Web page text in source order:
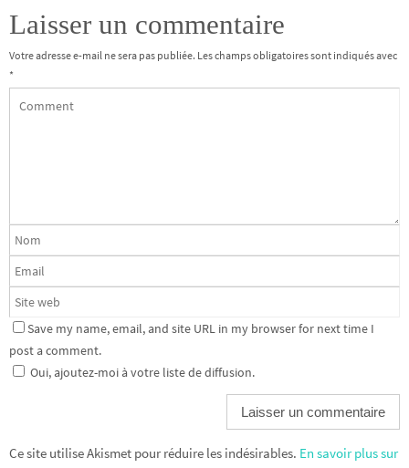
Laisser un commentaire
Votre adresse e-mail ne sera pas publiée. Les champs obligatoires sont indiqués avec
*
Save my name, email, and site URL in my browser for next time I
post a comment.
Oui, ajoutez-moi à votre liste de diffusion.
Ce site utilise Akismet pour réduire les indésirables. En savoir plus sur